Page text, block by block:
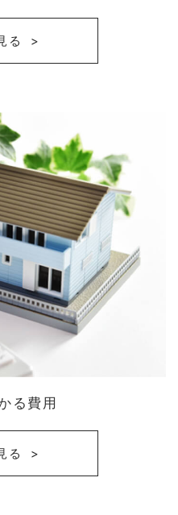
る
る費用
る